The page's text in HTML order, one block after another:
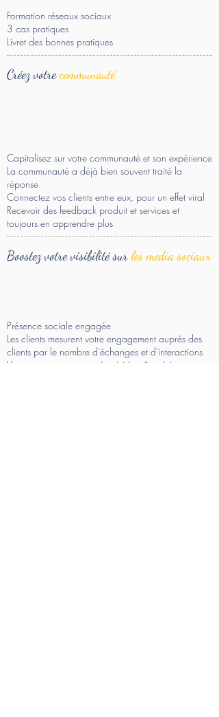
Formation réseaux sociaux
3 cas pratiques
Livret des bonnes pratiques
Créez votrecommunauté
Capitalisez sur votre communauté et son expérience
La communauté a déjà bien souvent traité la
réponse
Connectez vos clients entre eux, pour un effet viral
Recevoir des feedback produit et services et
toujours en apprendre plus
Boostez votre visibilité sur les media sociaux
Présence sociale engagée
Les clients mesurent votre engagement auprès des
clients par le nombre d'échanges et d'interactions
Vous augmentez votre réactivité et êtes à jour